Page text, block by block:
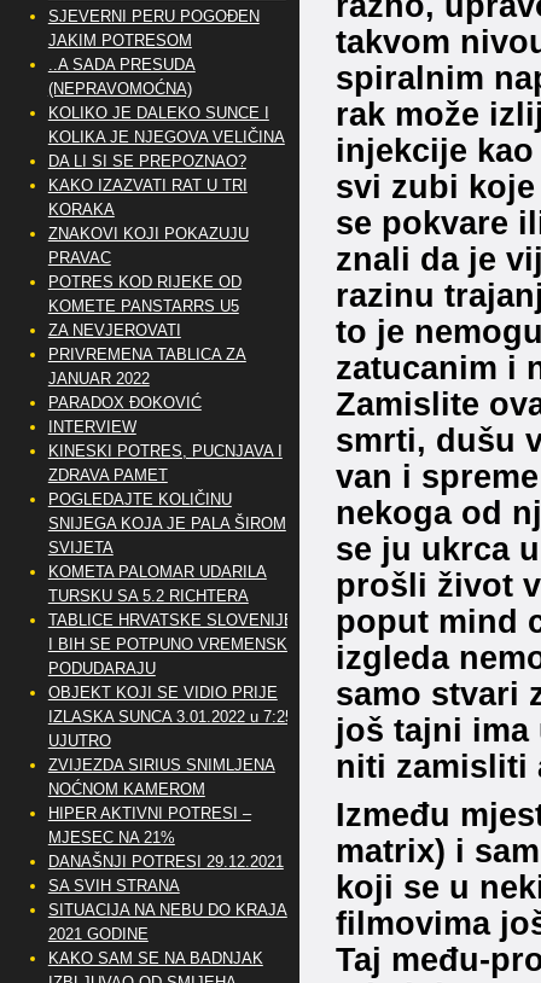
takvom
spiralnim
rak može
injekcije
svi zubi
se pokvare
znali da je
razinu
to je
zatucanim i
Zamislite
smrti, dušu
van i
nekoga od
se ju ukrca
prošli život
poput mind
izgleda
samo stvari
još tajni ima
niti zamisliti
Između
matrix) i
koji se u
filmovima
Taj među-
SJEVERNI PERU POGOĐEN
JAKIM POTRESOM
..A SADA PRESUDA
(NEPRAVOMOĆNA)
KOLIKO JE DALEKO SUNCE I
KOLIKA JE NJEGOVA VELIČINA
DA LI SI SE PREPOZNAO?
KAKO IZAZVATI RAT U TRI
KORAKA
ZNAKOVI KOJI POKAZUJU
PRAVAC
POTRES KOD RIJEKE OD
KOMETE PANSTARRS U5
ZA NEVJEROVATI
PRIVREMENA TABLICA ZA
JANUAR 2022
PARADOX ĐOKOVIĆ
INTERVIEW
KINESKI POTRES, PUCNJAVA I
ZDRAVA PAMET
POGLEDAJTE KOLIČINU
SNIJEGA KOJA JE PALA ŠIROM
SVIJETA
KOMETA PALOMAR UDARILA
TURSKU SA 5.2 RICHTERA
TABLICE HRVATSKE SLOVENIJE
I BIH SE POTPUNO VREMENSKI
PODUDARAJU
OBJEKT KOJI SE VIDIO PRIJE
IZLASKA SUNCA 3.01.2022 u 7:25
UJUTRO
ZVIJEZDA SIRIUS SNIMLJENA
NOĆNOM KAMEROM
HIPER AKTIVNI POTRESI –
MJESEC NA 21%
DANAŠNJI POTRESI 29.12.2021
SA SVIH STRANA
SITUACIJA NA NEBU DO KRAJA
2021 GODINE
KAKO SAM SE NA BADNJAK